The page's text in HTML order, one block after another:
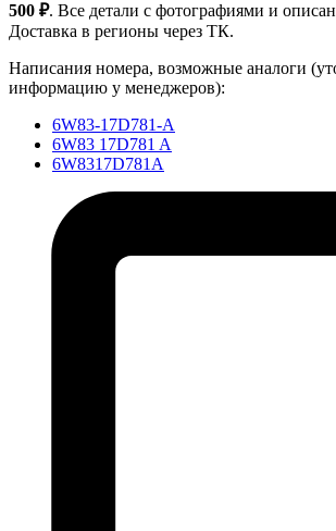
500 ₽. Все детали с фотографиями и
Доставка в регионы через ТК.
Написания номера, возможные аналоги
информацию у менеджеров):
6W83-17D781-A
6W83 17D781 A
6W8317D781A